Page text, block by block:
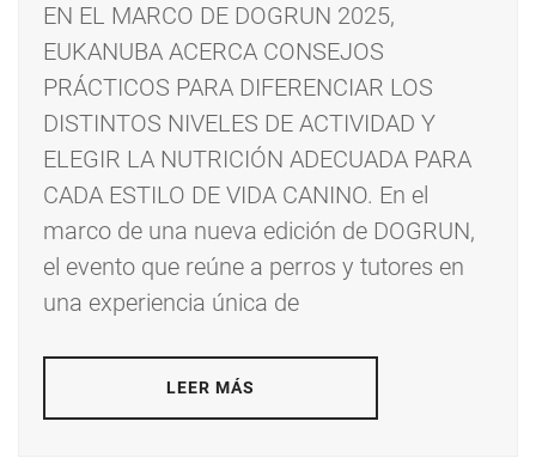
EN EL MARCO DE DOGRUN 2025,
EUKANUBA ACERCA CONSEJOS
PRÁCTICOS PARA DIFERENCIAR LOS
DISTINTOS NIVELES DE ACTIVIDAD Y
ELEGIR LA NUTRICIÓN ADECUADA PARA
CADA ESTILO DE VIDA CANINO. En el
marco de una nueva edición de DOGRUN,
el evento que reúne a perros y tutores en
una experiencia única de
LEER MÁS